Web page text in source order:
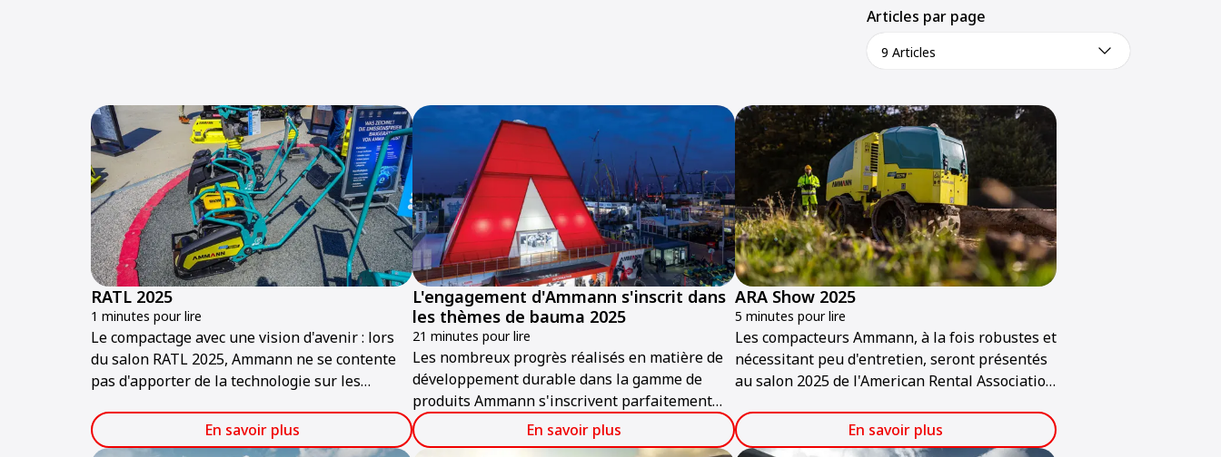
Articles par page
9 Articles
RATL 2025
1 minutes pour lire
Le compactage avec une vision d'avenir : lors
du salon RATL 2025, Ammann ne se contente
pas d'apporter de la technologie sur les
l'avenir. Les visiteurs découvriront une gamme
de machines alliant puissance, durabilité et
En savoir plus
L'engagement d'Ammann s'inscrit dans
les thèmes de bauma 2025
21 minutes pour lire
Les nombreux progrès réalisés en matière de
développement durable dans la gamme de
produits Ammann s'inscrivent parfaitement
dans le cadre de bauma 2025, qui se tiendra à
Munich du 7 au 13 avril.
En savoir plus
ARA Show 2025
5 minutes pour lire
Les compacteurs Ammann, à la fois robustes et
nécessitant peu d'entretien, seront présentés
au salon 2025 de l'American Rental Association
Center du jeudi 30 janvier au samedi 1er
février.
En savoir plus